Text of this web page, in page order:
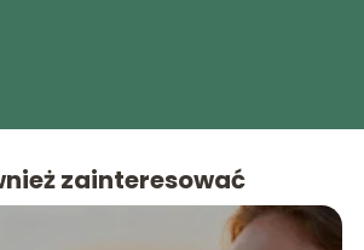
zainteresować